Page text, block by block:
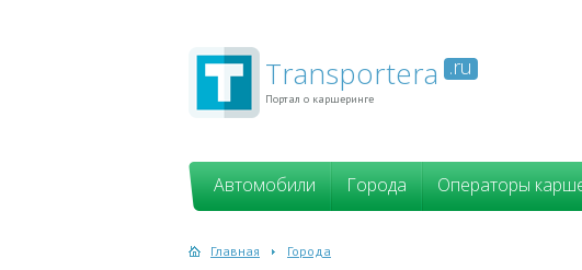
Transportera .ru
Портал о каршеринге
Автомобили Города Операторы
Главная Города